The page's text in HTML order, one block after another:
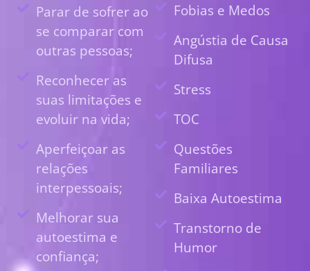
Parar de sofrer ao
se comparar com
outras pessoas;
Reconhecer as
suas limitações e
evoluir na vida;
Aperfeiçoar as
relações
interpessoais;
Melhorar sua
autoestima e
confiança;
Fobias e Medos
Angústia de Causa
Difusa
Stress
TOC
Questões
Familiares
Baixa Autoestima
Transtorno de
Humor